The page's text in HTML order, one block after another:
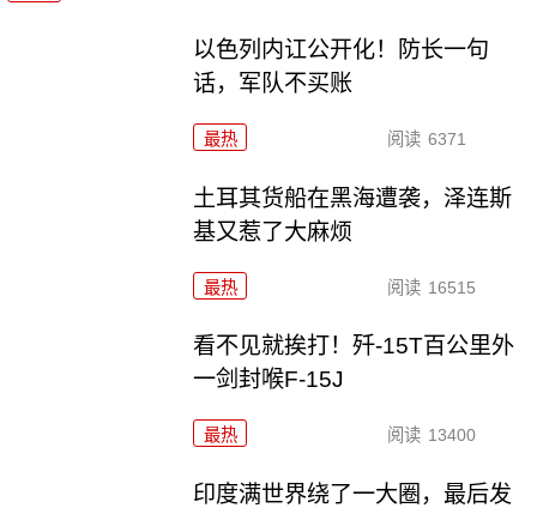
以色列内讧公开化！防长一句
话，军队不买账
最热 阅读 6371
土耳其货船在黑海遭袭，泽连斯
基又惹了大麻烦
最热 阅读 16515
看不见就挨打！歼-15T百公里外
一剑封喉F-15J
最热 阅读 13400
印度满世界绕了一大圈，最后发